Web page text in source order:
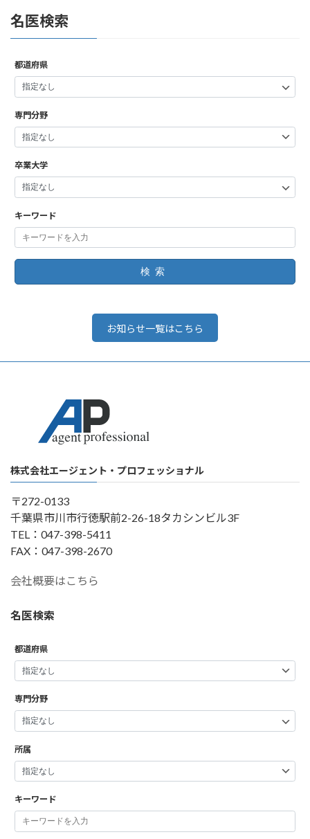
名医検索
都道府県
専門分野
卒業大学
キーワード
検索
お知らせ一覧はこちら
株式会社エージェント・プロフェッショナル
〒272-0133
千葉県市川市行徳駅前2-26-18タカシンビル3F
TEL：047-398-5411
FAX：047-398-2670
会社概要はこちら
名医検索
都道府県
専門分野
所属
キーワード